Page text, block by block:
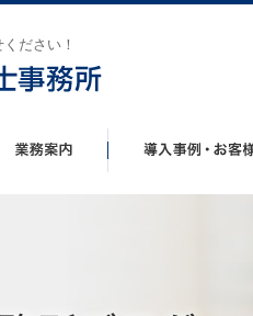
ださい！